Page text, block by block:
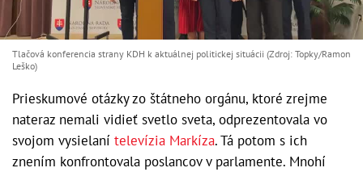
Tlačová konferencia strany KDH k aktuálnej politickej situácii (Zdroj: Topky/Ramon
Leško)
Prieskumové otázky zo štátneho orgánu, ktoré zrejme
nateraz nemali vidieť svetlo sveta, odprezentovala vo
svojom vysielaní televízia Markíza. Tá potom s ich
znením konfrontovala poslancov v parlamente. Mnohí